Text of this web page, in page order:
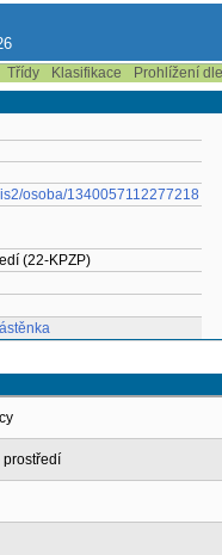
Třídy Klasifikace Prohlížení
osoba/1340057112277218
(22-KPZP)
prostředí